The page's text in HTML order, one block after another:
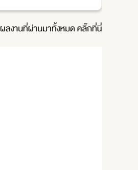
ผลงานที่ผ่านมาทั้งหมดคลิ๊กที่นี่